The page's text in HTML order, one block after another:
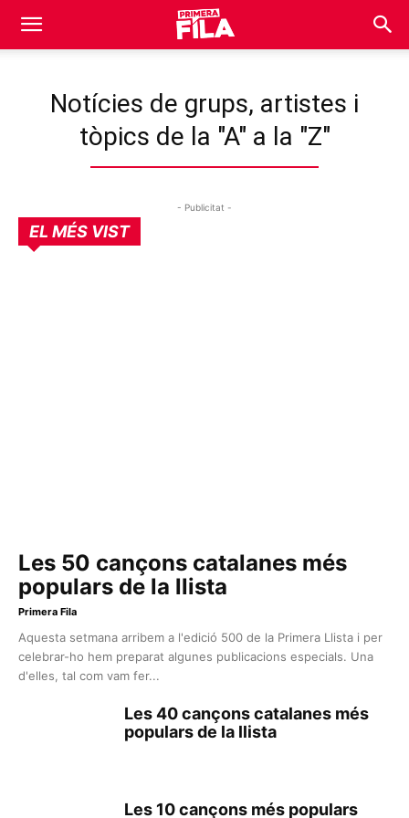
Notícies de grups, artistes i
tòpics de la "A" a la "Z"
- Publicitat -
EL MÉS VIST
Les 50 cançons catalanes més
populars de la llista
Primera Fila
Aquesta setmana arribem a l'edició 500 de la Primera Llista i per
celebrar-ho hem preparat algunes publicacions especials. Una
d'elles, tal com vam fer...
Les 40 cançons catalanes més
populars de la llista
Les 10 cançons més populars